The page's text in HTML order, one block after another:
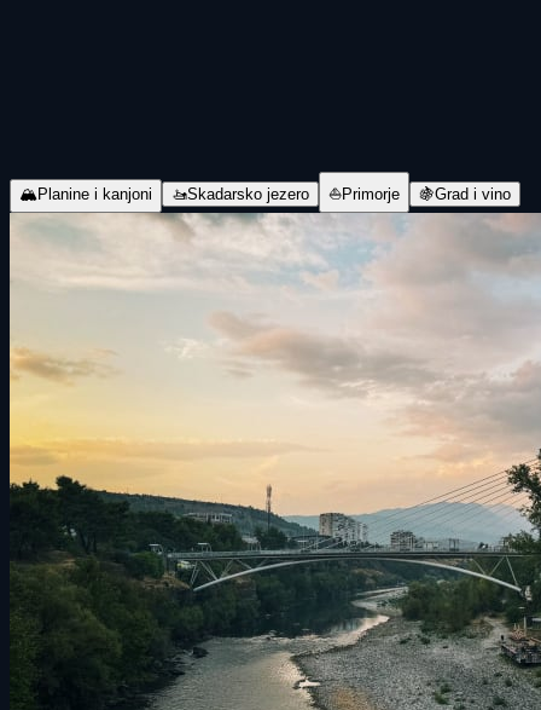
🏔Planine i kanjoni 🚤Skadarsko jezero ⛵Primorje 🍇Grad i vino